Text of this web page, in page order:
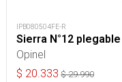
IPB080504FE-R
Sierra N°12 plegable
Opinel
$ 20.333 $29.990